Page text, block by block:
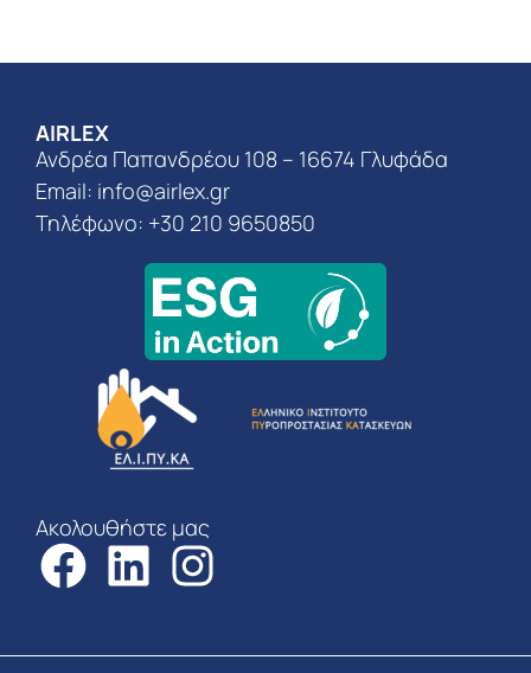
AIRLEX
Ανδρέα Παπανδρέου 108 – 16674 Γλυφάδα
Email: info@airlex.gr
Τηλέφωνο: +30 210 9650850
Ακολουθήστε μας